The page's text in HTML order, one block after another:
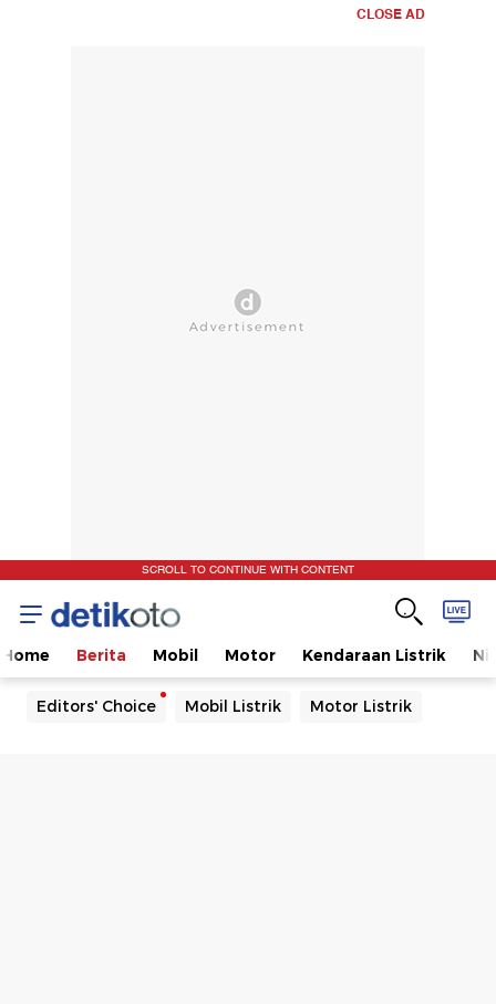
CLOSE AD
SCROLL TO CONTINUE WITH CONTENT
Home Berita Mobil Motor Kendaraan Listrik
Editors' Choice Mobil Listrik Motor Listrik